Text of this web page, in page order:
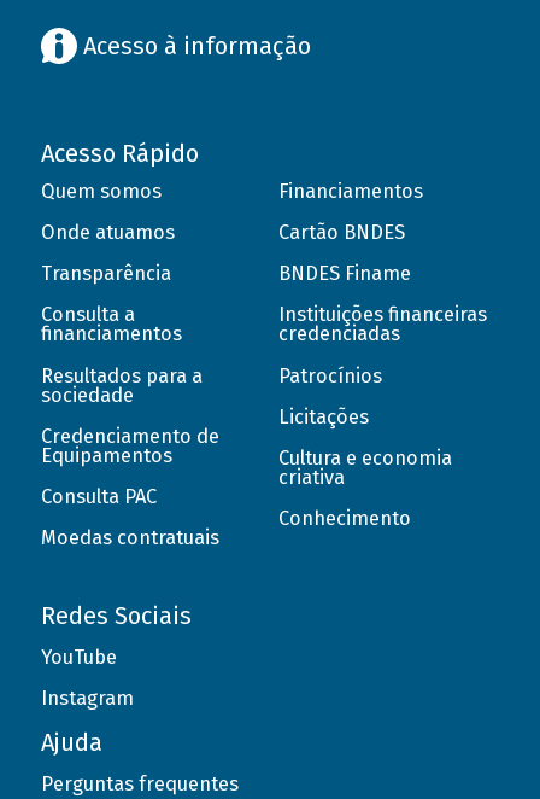
Acesso à informação
Acesso Rápido
Quem somos
Onde atuamos
Transparência
Consulta a
financiamentos
Resultados para a
sociedade
Credenciamento de
Equipamentos
Consulta PAC
Moedas contratuais
Financiamentos
Cartão BNDES
BNDES Finame
Instituições financeiras
credenciadas
Patrocínios
Licitações
Cultura e economia
criativa
Conhecimento
Redes Sociais
YouTube
Instagram
Ajuda
Perguntas frequentes